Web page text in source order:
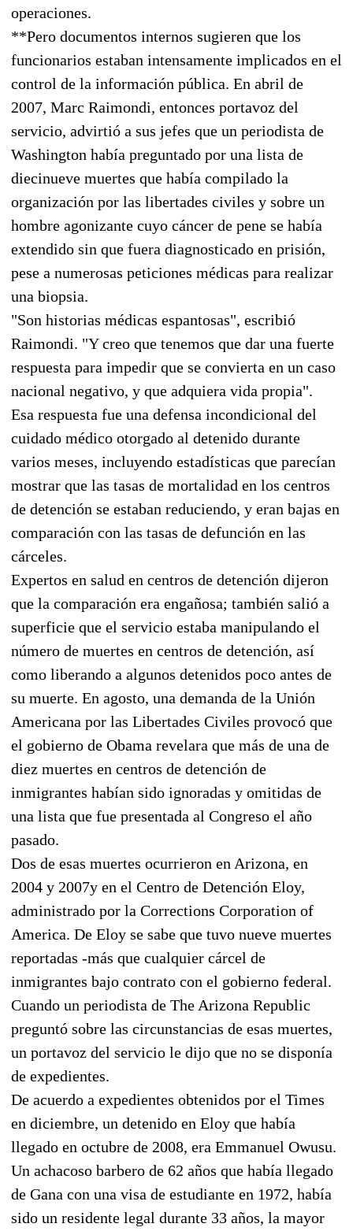
operaciones.
**Pero documentos internos sugieren que los
funcionarios estaban intensamente implicados en el
control de la información pública. En abril de
2007, Marc Raimondi, entonces portavoz del
servicio, advirtió a sus jefes que un periodista de
Washington había preguntado por una lista de
diecinueve muertes que había compilado la
organización por las libertades civiles y sobre un
hombre agonizante cuyo cáncer de pene se había
extendido sin que fuera diagnosticado en prisión,
pese a numerosas peticiones médicas para realizar
una biopsia.
"Son historias médicas espantosas", escribió
Raimondi. "Y creo que tenemos que dar una fuerte
respuesta para impedir que se convierta en un caso
nacional negativo, y que adquiera vida propia".
Esa respuesta fue una defensa incondicional del
cuidado médico otorgado al detenido durante
varios meses, incluyendo estadísticas que parecían
mostrar que las tasas de mortalidad en los centros
de detención se estaban reduciendo, y eran bajas en
comparación con las tasas de defunción en las
cárceles.
Expertos en salud en centros de detención dijeron
que la comparación era engañosa; también salió a
superficie que el servicio estaba manipulando el
número de muertes en centros de detención, así
como liberando a algunos detenidos poco antes de
su muerte. En agosto, una demanda de la Unión
Americana por las Libertades Civiles provocó que
el gobierno de Obama revelara que más de una de
diez muertes en centros de detención de
inmigrantes habían sido ignoradas y omitidas de
una lista que fue presentada al Congreso el año
pasado.
Dos de esas muertes ocurrieron en Arizona, en
2004 y 2007y en el Centro de Detención Eloy,
administrado por la Corrections Corporation of
America. De Eloy se sabe que tuvo nueve muertes
reportadas -más que cualquier cárcel de
inmigrantes bajo contrato con el gobierno federal.
Cuando un periodista de The Arizona Republic
preguntó sobre las circunstancias de esas muertes,
un portavoz del servicio le dijo que no se disponía
de expedientes.
De acuerdo a expedientes obtenidos por el Times
en diciembre, un detenido en Eloy que había
llegado en octubre de 2008, era Emmanuel Owusu.
Un achacoso barbero de 62 años que había llegado
de Gana con una visa de estudiante en 1972, había
sido un residente legal durante 33 años, la mayor